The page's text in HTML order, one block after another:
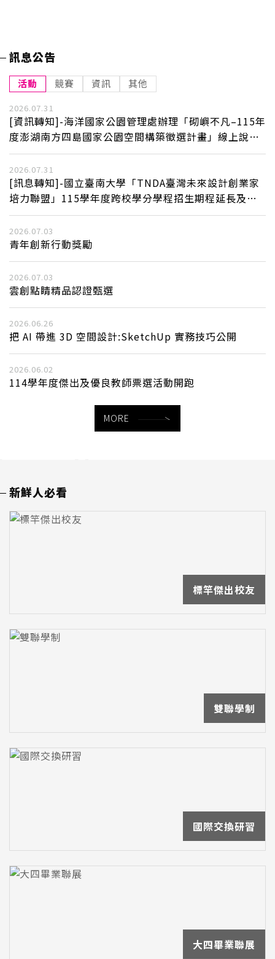
訊息公告
活動 競賽 資訊 其他
2026.07.31
[資訊轉知]-海洋國家公園管理處辦理「砌嶼不凡–115年
度澎湖南方四島國家公園空間構築徵選計畫」線上說明
會活動
2026.07.31
[訊息轉知]-國立臺南大學「TNDA臺灣未來設計創業家
培力聯盟」115學年度跨校學分學程招生期程延長及招
生事宜。
2026.07.03
青年創新行動獎勵
2026.07.03
雲創點睛精品認證甄選
2026.06.26
把 AI 帶進 3D 空間設計:SketchUp 實務技巧公開
2026.06.02
114學年度傑出及優良教師票選活動開跑
MORE
新鮮人必看
標竿傑出校友
雙聯學制
國際交換研習
大四畢業聯展